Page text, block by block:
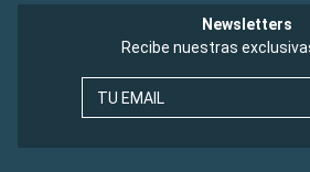
Newsletters
Recibe nuestras
TU EMAIL